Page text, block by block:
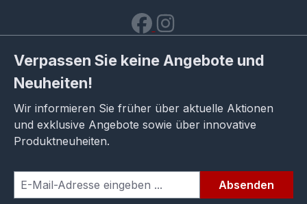
Verpassen Sie keine Angebote und
Neuheiten!
Wir informieren Sie früher über aktuelle Aktionen
und exklusive Angebote sowie über innovative
Produktneuheiten.
Absenden